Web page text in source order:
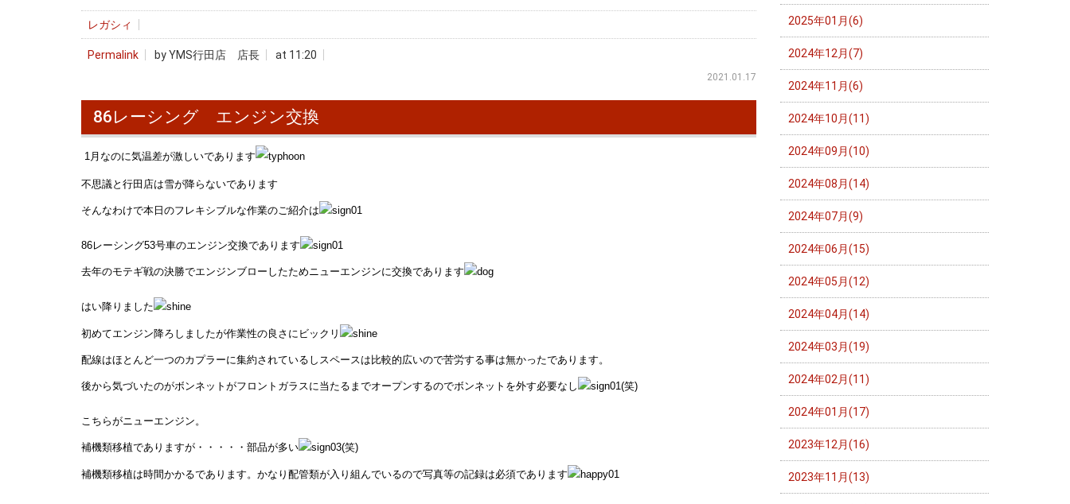
レガシィ
Permalink by YMS行田店 店長 at 11:20
2021.01.17
86レーシング エンジン交換
1月なのに気温差が激しいであります
不思議と行田店は雪が降らないであります
そんなわけで本日のフレキシブルな作業のご紹介は
86レーシング53号車のエンジン交換であります
去年のモテギ戦の決勝でエンジンブローしたためニューエンジンに交換であります
はい降りました
初めてエンジン降ろしましたが作業性の良さにビックリ
配線はほとんど一つのカプラーに集約されているしスペースは比較的広いので苦労する事は無かったであります。
後から気づいたのがボンネットがフロントガラスに当たるまでオープンするのでボンネットを外す必要なし (笑)
こちらがニューエンジン。
補機類移植でありますが・・・・・部品が多い (笑)
補機類移植は時間かかるであります。かなり配管類が入り組んでいるので写真等の記録は必須であります
2025年01月(6)
2024年12月(7)
2024年11月(6)
2024年10月(11)
2024年09月(10)
2024年08月(14)
2024年07月(9)
2024年06月(15)
2024年05月(12)
2024年04月(14)
2024年03月(19)
2024年02月(11)
2024年01月(17)
2023年12月(16)
2023年11月(13)